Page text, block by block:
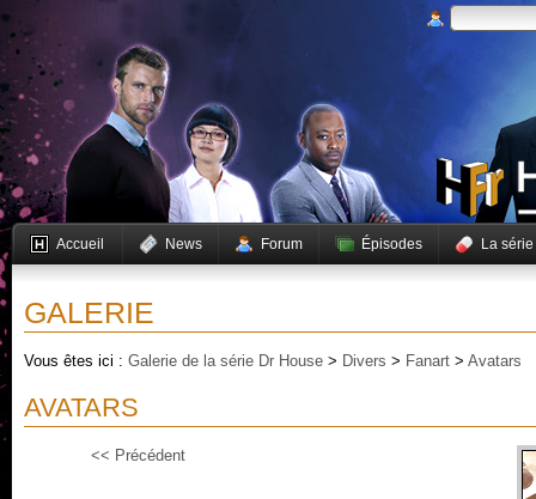
Accueil News Forum Épisodes La série
GALERIE
Vous êtes ici : Galerie de la série Dr House > Divers > Fanart > Avatars
AVATARS
<< Précédent